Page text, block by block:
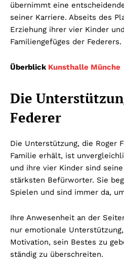
übernimmt eine
seiner Karriere. Abseits des
Erziehung ihrer vier Kinder
Familiengefüges der Federers.
Überblick Kunsthalle Münche
Die
Federer
Die Unterstützung, die Roger
Familie erhält, ist
und ihre vier Kinder sind
stärksten Befürworter. Sie
Spielen und sind immer da,
Ihre Anwesenheit an der
nur emotionale
Motivation, sein Bestes zu
ständig zu überschreiten.